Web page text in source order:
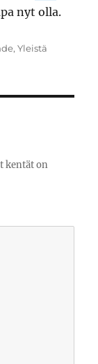
nyt olla.
,Yleistä
kentät on